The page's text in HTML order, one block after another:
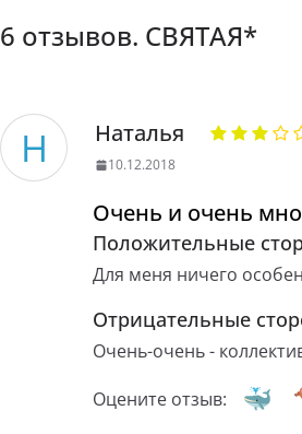
6 отзывов. СВЯТАЯ*
Н Наталья
10.12.2018
Очень и очень
Положительные
Для меня ничего
Отрицательные
Очень-очень -
Оцените отзыв: